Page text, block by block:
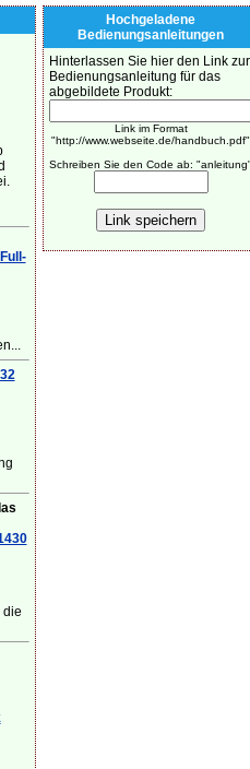
die
Hochgeladene
Bedienungsanleitungen
Hinterlassen Sie hier den Link zur
Bedienungsanleitung für das
abgebildete Produkt:
Link im Format
"http://www.webseite.de/handbuch.pdf"
Schreiben Sie den Code ab: